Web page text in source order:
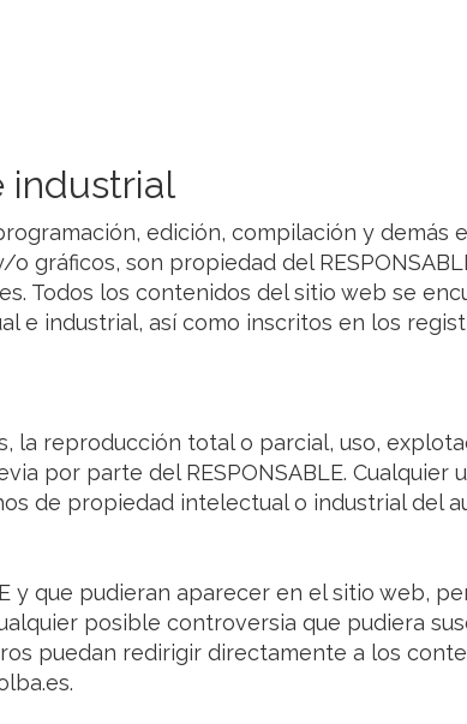
industrial
edición, compilación y demás
gráficos, son propiedad del
Todos los contenidos del sitio web se
industrial, así como inscritos en los
la reproducción total o parcial, uso,
por parte del RESPONSABLE. Cualquier
de propiedad intelectual o industrial del
y que pudieran aparecer en el sitio web,
posible controversia que pudiera
puedan redirigir directamente a los